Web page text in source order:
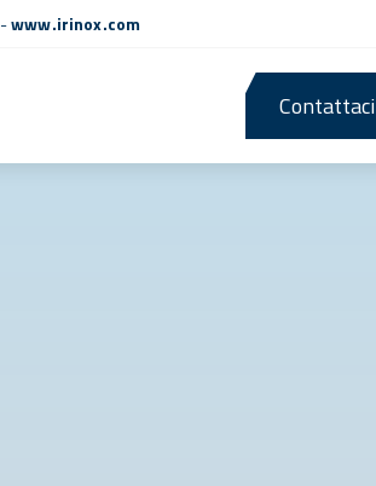
-www.irinox.com
Contattaci